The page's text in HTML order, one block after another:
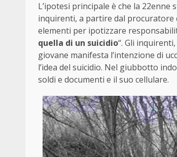
L’ipotesi principale è che la
inquirenti, a partire dal procuratore
elementi per ipotizzare
quella di un suicidio“. Gli
giovane manifesta l’intenzione di
l’idea del suicidio. Nel giubbotto
soldi e documenti e il suo cellulare.